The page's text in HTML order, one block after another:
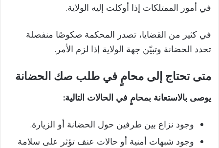
في أمور الممتلكات إذا أوكلت إليه الولاية.
في كثير من القضايا، تصدر المحكمة صكوصًا منفصلة
تحدد الحضانة وتبيّن جهة الولاية إذا لزم الأمر.
متى تحتاج إلى محامٍ في طلب صك الحضانة
يوصى بالاستعانة بمحامٍ في الحالات التالية:
وجود نزاع بين طرفين حول الحضانة أو الزيارة.
وجود شبهات أمنية أو حالات عنف تؤثر على سلامة